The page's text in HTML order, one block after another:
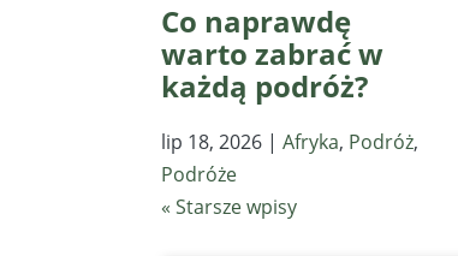
Co naprawdę
warto zabrać w
każdą podróż?
lip 18, 2026 |Afryka, Podróż,
Podróże
« Starsze wpisy